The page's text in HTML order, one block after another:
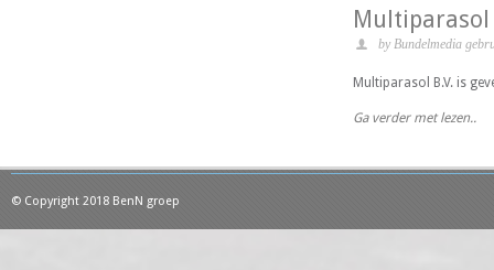
by Bundelmedia
Multiparasol B.V. is
Ga verder met lezen..
© Copyright 2018 BenN groep